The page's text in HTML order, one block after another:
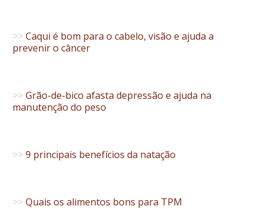
>> Caqui é bom para o cabelo, visão e ajuda a
prevenir o câncer
>> Grão-de-bico afasta depressão e ajuda na
manutenção do peso
>> 9 principais benefícios da natação
>> Quais os alimentos bons para TPM